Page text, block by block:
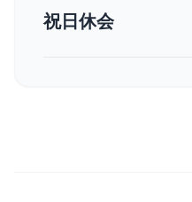
祝日休会